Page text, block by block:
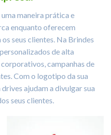
maneira prática e
enquanto oferecem
seus clientes. Na Brindes
de alta
campanhas de
Com o logotipo da sua
ajudam a divulgar sua
seus clientes.